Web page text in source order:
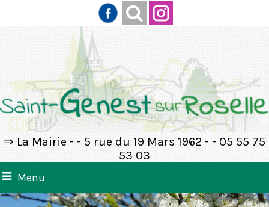
⇒ La Mairie - - 5 rue du 19 Mars 1962 - - 05 55 75
53 03
Menu